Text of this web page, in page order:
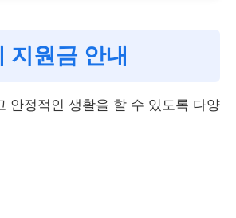
지원금 안내
안정적인 생활을 할 수 있도록 다양